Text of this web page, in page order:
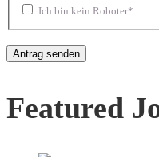
Ich bin kein Roboter*
Featured